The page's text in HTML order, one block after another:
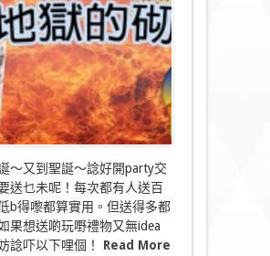
puzzle！〉
中
～又到聖誕～諗好開party交
送乜未呢！每次都有人送百
b得嚟都算實用。但送得多都
果想送啲玩嘢禮物又無idea
諗吓以下哩個！ Read More